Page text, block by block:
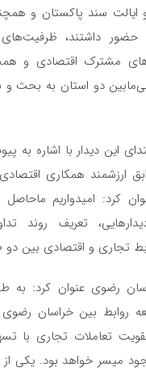
سند پاکستان و
حضور داشتند،
مشترک اقتصادی و
دو استان به بحث و
این دیدار با اشاره به
ارزشمند همکاری
کرد: امیدواریم ماحاصل
تعریف روند
تجاری و اقتصادی بین
رضوی عنوان کرد: به
روابط بین خراسان
تعاملات تجاری با
میسر خواهد بود. یکی